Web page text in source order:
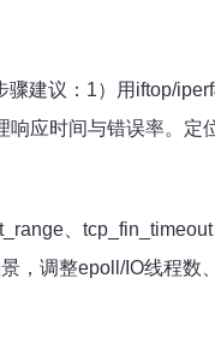
建议：1）用iftop/
应时间与错误率。定
、
，调整epoll/IO线程